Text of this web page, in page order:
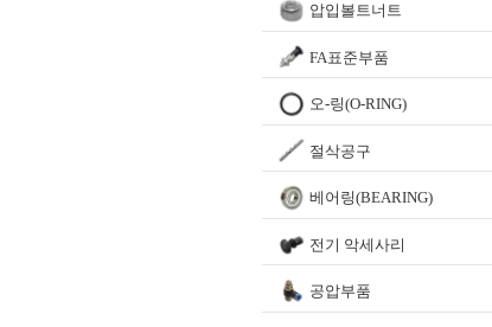
압입볼트너트
FA표준부품
오-링(O-RING)
절삭공구
베어링(BEARING)
전기 악세사리
공압부품